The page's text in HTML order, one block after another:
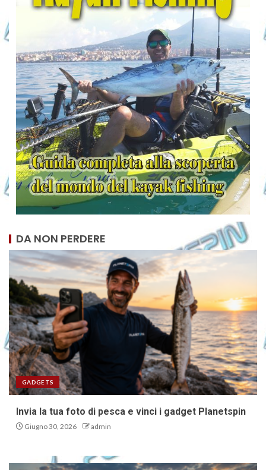
DA NON PERDERE
GADGETS
Invia la tua foto di pesca e vinci i gadget Planetspin
Giugno 30, 2026 admin